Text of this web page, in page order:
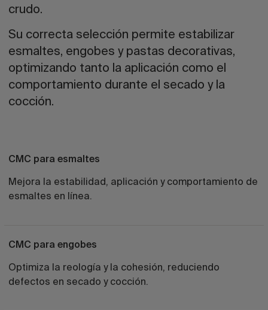
crudo.
Su correcta selección permite estabilizar
esmaltes, engobes y pastas decorativas,
optimizando tanto la aplicación como el
comportamiento durante el secado y la
cocción.
CMC para esmaltes
Mejora la estabilidad, aplicación y comportamiento de
esmaltes en línea.
CMC para engobes
Optimiza la reología y la cohesión, reduciendo
defectos en secado y cocción.